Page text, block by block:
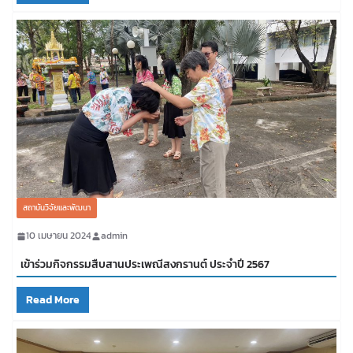
สถาบันวิจัยและพัฒนา
10 เมษายน 2024 admin
เข้าร่วมกิจกรรมสืบสานประเพณีสงกรานต์ ประจำปี 2567
Read More